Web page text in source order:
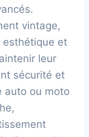
vintage,
esthétique et
leur
sécurité et
auto ou moto